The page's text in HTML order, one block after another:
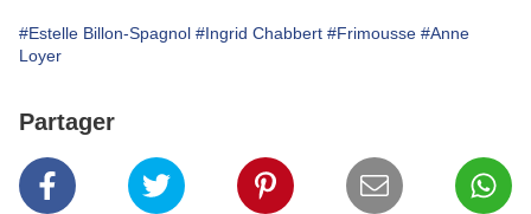
#Estelle Billon-Spagnol #Ingrid Chabbert #Frimousse #Anne
Loyer
Partager